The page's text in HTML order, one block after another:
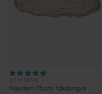
Hayden 76cm taklampa